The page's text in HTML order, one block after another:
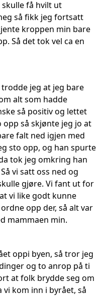
skulle få hvilt ut
så fikk jeg fortsatt
kroppen min bare
Så det tok vel ca en
jeg at jeg bare
alt som hadde
så positiv og lettet
opp så skjønte jeg jo at
falt ned igjen med
sto opp, og han spurte
tok jeg omkring han
vi satt oss ned og
gjøre. Vi fant ut for
vi like godt kunne
opp der, så alt var
mammaen min.
oppi byen, så tror jeg
og to anrop på ti
at folk brydde seg om
vi kom inn i byrået, så